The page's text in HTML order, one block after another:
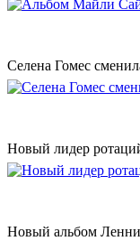
Селена Гомес
Новый лидер
Новый альбом